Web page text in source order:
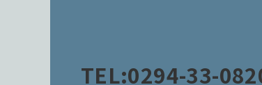
TEL:0294-33-